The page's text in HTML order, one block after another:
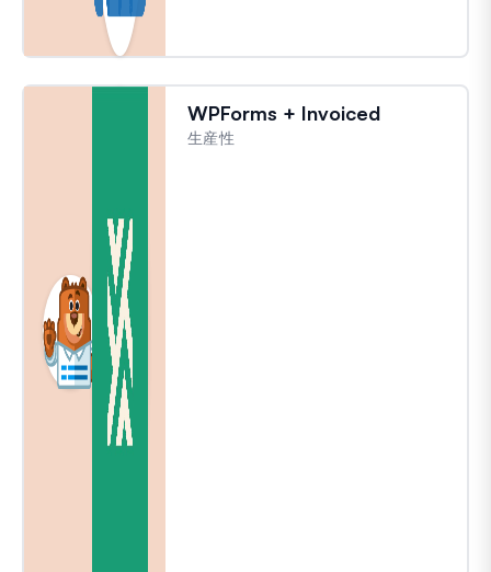
WPForms + Invoiced
生産性